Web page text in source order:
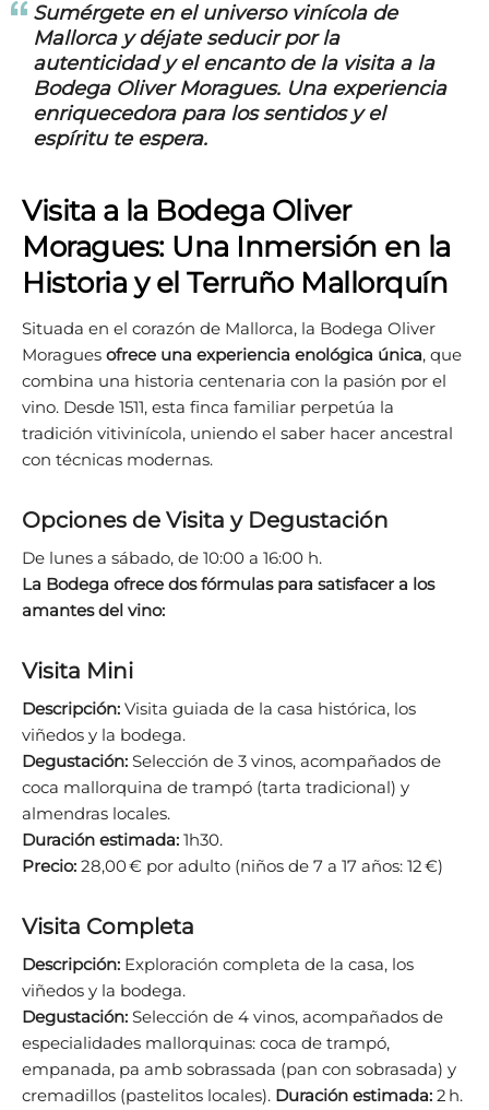
Sumérgete en el universo vinícola de
Mallorca y déjate seducir por la
autenticidad y el encanto de la visita a la
Bodega Oliver Moragues. Una experiencia
enriquecedora para los sentidos y el
espíritu te espera.
Visita a la Bodega Oliver
Moragues: Una Inmersión en la
Historia y el Terruño Mallorquín
Situada en el corazón de Mallorca, la Bodega Oliver
Moragues ofrece una experiencia enológica única, que
combina una historia centenaria con la pasión por el
vino. Desde 1511, esta finca familiar perpetúa la
tradición vitivinícola, uniendo el saber hacer ancestral
con técnicas modernas.
Opciones de Visita y Degustación
De lunes a sábado, de 10:00 a 16:00 h.
La Bodega ofrece dos fórmulas para satisfacer a los
amantes del vino:
Visita Mini
Descripción: Visita guiada de la casa histórica, los
viñedos y la bodega.
Degustación: Selección de 3 vinos, acompañados de
coca mallorquina de trampó (tarta tradicional) y
almendras locales.
Duración estimada: 1h30.
Precio: 28,00 € por adulto (niños de 7 a 17 años: 12 €)
Visita Completa
Descripción: Exploración completa de la casa, los
viñedos y la bodega.
Degustación: Selección de 4 vinos, acompañados de
especialidades mallorquinas: coca de trampó,
empanada, pa amb sobrassada (pan con sobrasada) y
cremadillos (pastelitos locales). Duración estimada: 2 h.